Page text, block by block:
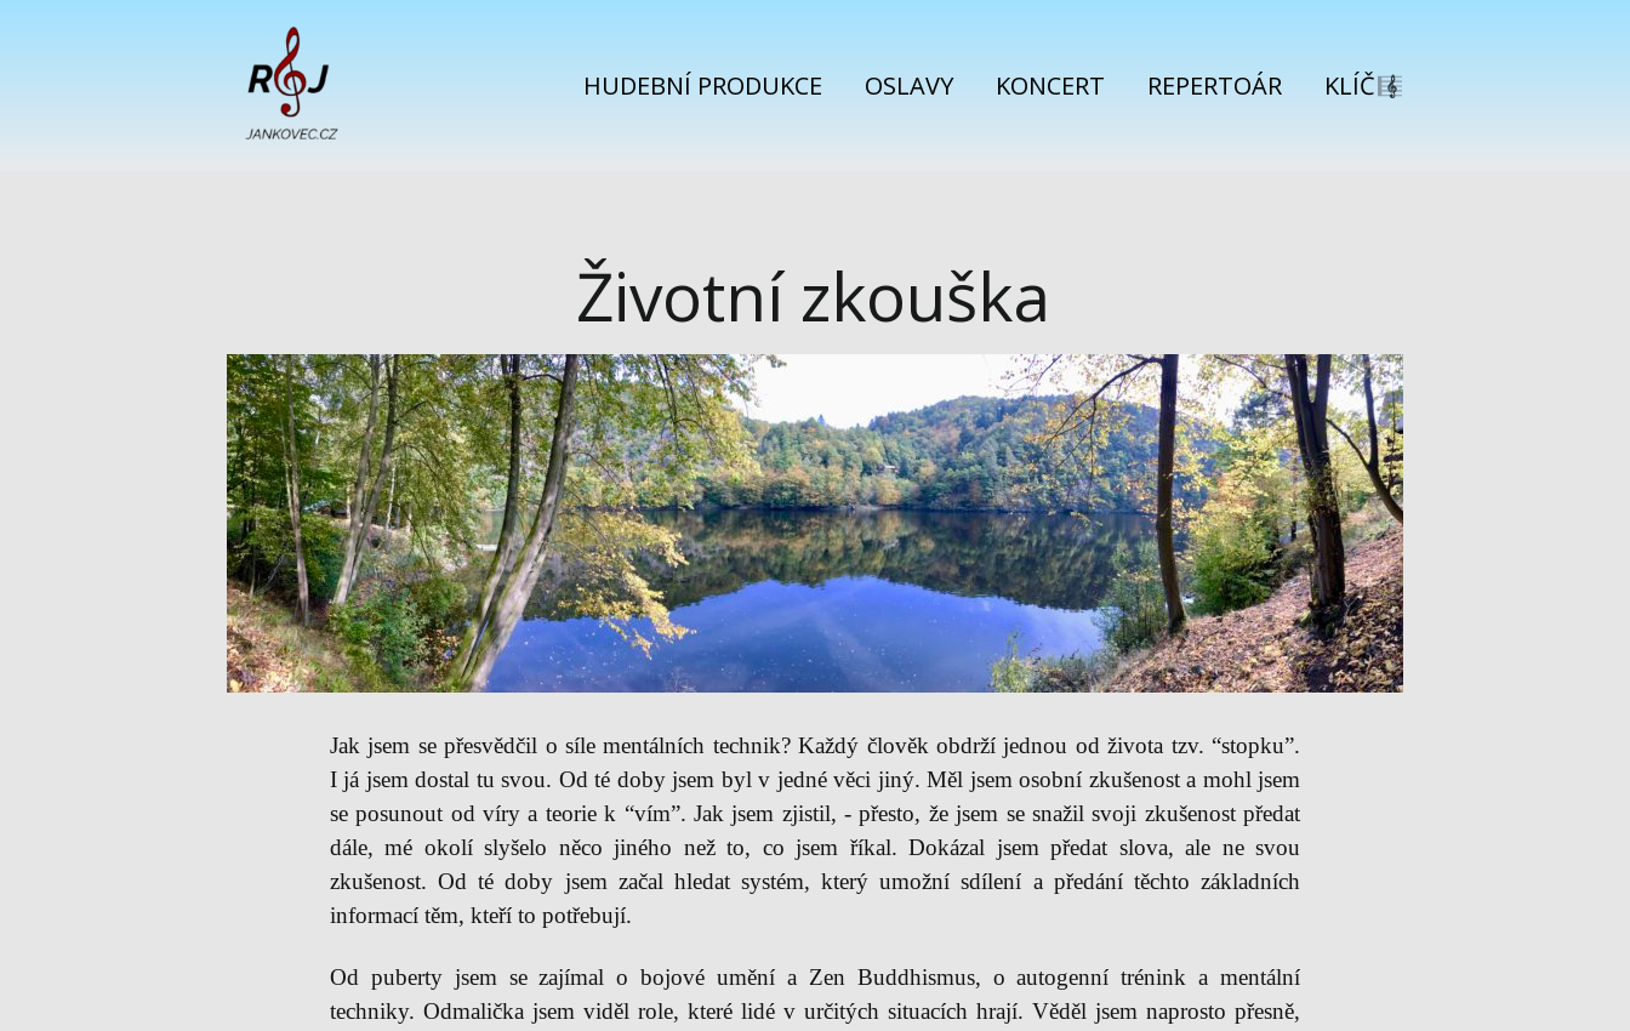
HUDEBNÍ PRODUKCE OSLAVY KONCERT REPERTOÁR KLÍČ
Životní zkouška
Jak jsem se přesvědčil o síle mentálních technik? Každý člověk obdrží jednou od života tzv. “stopku”.
I já jsem dostal tu svou. Od té doby jsem byl v jedné věci jiný. Měl jsem osobní zkušenost a mohl jsem
se posunout od víry a teorie k “vím”. Jak jsem zjistil, - přesto, že jsem se snažil svoji zkušenost předat
dále, mé okolí slyšelo něco jiného než to, co jsem říkal. Dokázal jsem předat slova, ale ne svou
zkušenost. Od té doby jsem začal hledat systém, který umožní sdílení a předání těchto základních
informací těm, kteří to potřebují.
Od puberty jsem se zajímal o bojové umění a Zen Buddhismus, o autogenní trénink a mentální
techniky. Odmalička jsem viděl role, které lidé v určitých situacích hrají. Věděl jsem naprosto přesně,